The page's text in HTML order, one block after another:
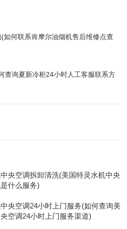
如何联系肯摩尔油烟机售后维修点查
查询夏新冷柜24小时人工客服联系方
央空调拆卸清洗(美国特灵水机中央
什么服务)
央空调24小时上门服务(如何查询美
空调24小时上门服务渠道)